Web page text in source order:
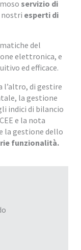
servizio di
esperti di
del
elettronica, e
ed efficace.
di gestire
la gestione
indici di bilancio
e la nota
la gestione dello
funzionalità.